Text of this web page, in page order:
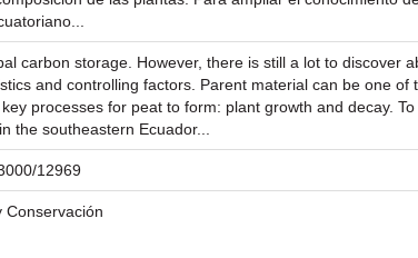
carbon storage. However, there is still a lot to discover
and controlling factors. Parent material can be one
processes for peat to form: plant growth and decay.
the southeastern Ecuador...
12969
Conservación